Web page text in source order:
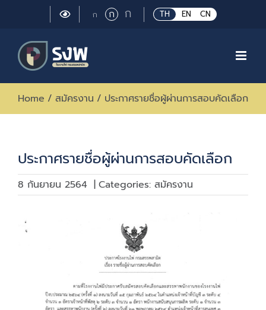
TH EN CN
กSmall
กRegular
font
ก Large
font
Home / สมัครงาน / ประกาศรายชื่อผู้ผ่านการสอบคัดเลือก
ประกาศรายชื่อผู้ผ่านการสอบคัดเลือก
8 กันยายน 2564 | Categories: สมัครงาน